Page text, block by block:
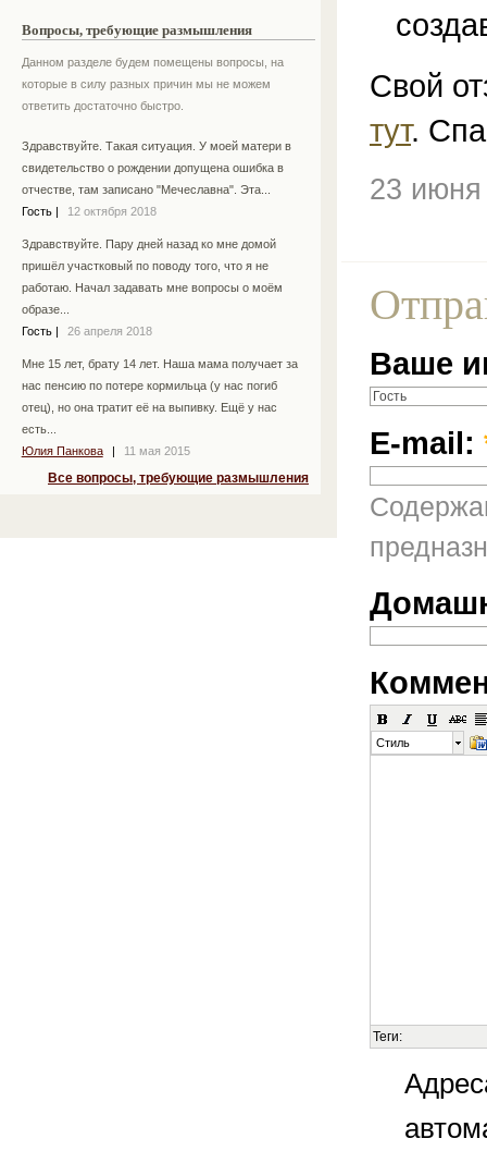
Вопросы, требующие размышления
Данном разделе будем помещены вопросы, на
которые в силу разных причин мы не можем
ответить достаточно быстро.
Здравствуйте. Такая ситуация. У моей матери в
свидетельство о рождении допущена ошибка в
отчестве, там записано "Мечеславна". Эта...
Гость
12 октября 2018
Здравствуйте. Пару дней назад ко мне домой
пришёл участковый по поводу того, что я не
работаю. Начал задавать мне вопросы о моём
образе...
Гость
26 апреля 2018
Мне 15 лет, брату 14 лет. Наша мама получает за
нас пенсию по потере кормильца (у нас погиб
отец), но она тратит её на выпивку. Ещё у нас
есть...
Юлия Панкова
11 мая 2015
Все вопросы, требующие размышления
Свой
тут.
23
Ваше
E-mail:
Стиль
Теги: